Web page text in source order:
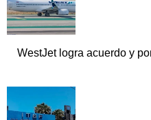
WestJet logra acuerdo y